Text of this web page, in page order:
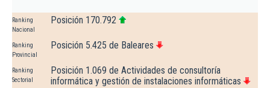
Ranking
Nacional
Posición 170.792
Ranking
Provincial
Posición 5.425 de Baleares
Ranking
Sectorial
Posición 1.069 de Actividades de consultoría
informática y gestión de instalaciones informáticas